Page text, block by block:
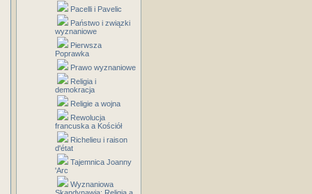
Pacelli i Pavelic
Państwo i związki
wyznaniowe
Pierwsza
Poprawka
Prawo wyznaniowe
Religia i
demokracja
Religie a wojna
Rewolucja
francuska a Kościół
Richelieu i raison
d'état
Tajemnica Joanny
'Arc
Wyznaniowa